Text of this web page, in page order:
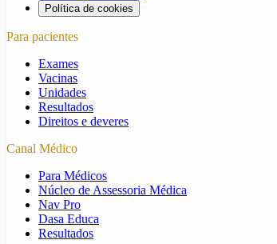
Política de cookies
Para pacientes
Exames
Vacinas
Unidades
Resultados
Direitos e deveres
Canal Médico
Para Médicos
Núcleo de Assessoria Médica
Nav Pro
Dasa Educa
Resultados